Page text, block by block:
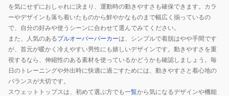
を気にせずにおしゃれに決まり、運動時の動きやすさも確保できます。カラ
ーやデザインも落ち着いたものから鮮やかなものまで幅広く揃っているの
で、自分の好みや使うシーンに合わせて選んでみてください。
また、人気のあるプルオーバーパーカーは、シンプルで着脱はやや手間です
が、首元が暖かく冷えやすい男性にも嬉しいデザインです。動きやすさを重
視するなら、伸縮性のある素材を使っているかどうかも確認しましょう。毎
日のトレーニングや外出時に快適に過ごすためには、動きやすさと着心地の
バランスが大切です。
スウェットトップスは、初めて選ぶ方でも一覧から気になるデザインや機能